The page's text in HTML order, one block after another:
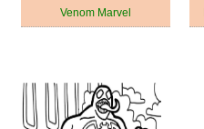
Venom Marvel